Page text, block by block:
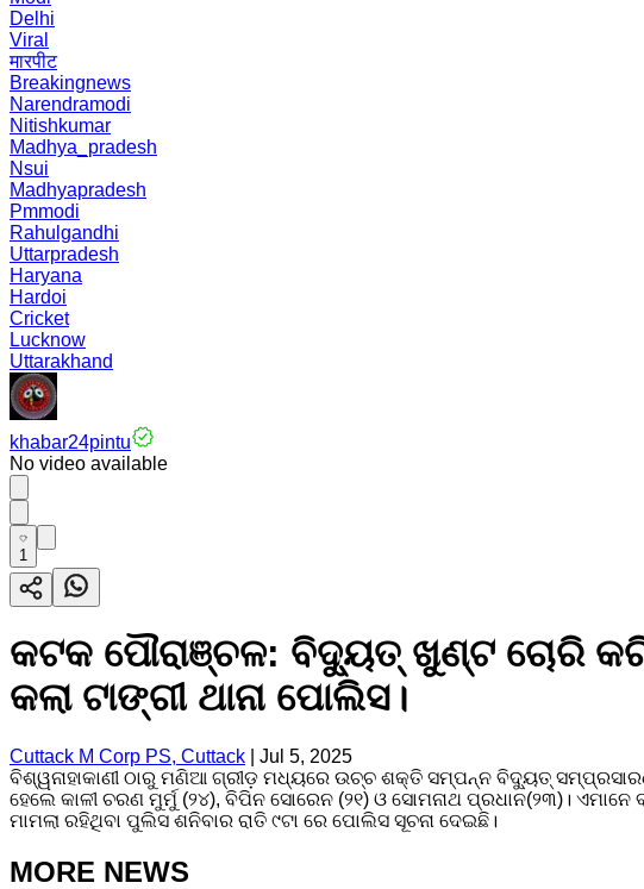
Delhi
Viral
मारपीट
Breakingnews
Narendramodi
Nitishkumar
Madhya_pradesh
Nsui
Madhyapradesh
Pmmodi
Rahulgandhi
Uttarpradesh
Haryana
Hardoi
Cricket
Lucknow
Uttarakhand
khabar24pintu
No video available
1
କଟକ ପୌରାଞ୍ଚଳ: ବିଦ୍ୟୁତ୍‌‌ ଖୁଣ୍ଟ ଚୋରି
କଲା ଟାଙ୍ଗୀ ଥାନା ପୋଲିସ।
Cuttack M Corp PS, Cuttack
Jul 5, 2025
ବିଶ୍ୱନାହାକାଣୀ ଠାରୁ ମଣିଆ ଗ୍ରୀଡ଼ ମଧ୍ୟରେ ଉଚ୍ଚ ଶକ୍ତି ସମ୍ପନ୍ନ ବିଦ୍ୟୁତ୍‌‌
ହେଲେ କାଳୀ ଚରଣ ମୁର୍ମୁ (୨୪), ବିପିନ ସୋରେନ (୨୧) ଓ ସୋମନାଥ ପ୍ରଧାନ(୨୩)।
ମାମଲା ରହିଥିବା ପୁଲିସ ଶନିବାର ରାତି ୯ଟା ରେ ପୋଲିସ ସୂଚନା ଦେଇଛି।
MORE NEWS